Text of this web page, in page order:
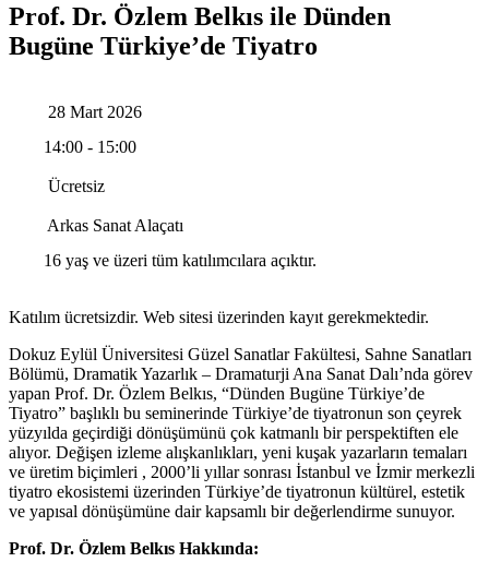
Prof. Dr. Özlem Belkıs ile Dünden
Bugüne Türkiye’de Tiyatro
28 Mart 2026
14:00 - 15:00
Ücretsiz
Arkas Sanat Alaçatı
16 yaş ve üzeri tüm katılımcılara açıktır.
Katılım ücretsizdir. Web sitesi üzerinden kayıt gerekmektedir.
Dokuz Eylül Üniversitesi Güzel Sanatlar Fakültesi, Sahne Sanatları
Bölümü, Dramatik Yazarlık – Dramaturji Ana Sanat Dalı’nda görev
yapan Prof. Dr. Özlem Belkıs, “Dünden Bugüne Türkiye’de
Tiyatro” başlıklı bu seminerinde Türkiye’de tiyatronun son çeyrek
yüzyılda geçirdiği dönüşümünü çok katmanlı bir perspektiften ele
alıyor. Değişen izleme alışkanlıkları, yeni kuşak yazarların temaları
ve üretim biçimleri , 2000’li yıllar sonrası İstanbul ve İzmir merkezli
tiyatro ekosistemi üzerinden Türkiye’de tiyatronun kültürel, estetik
ve yapısal dönüşümüne dair kapsamlı bir değerlendirme sunuyor.
Prof. Dr. Özlem Belkıs Hakkında: